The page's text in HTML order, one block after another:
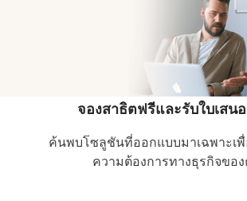
จองสาธิตฟรีและรับใบเสน
ค้นพบโซลูชันที่ออกแบบมาเฉพาะเ
ความต้องการทางธุรกิจขอ